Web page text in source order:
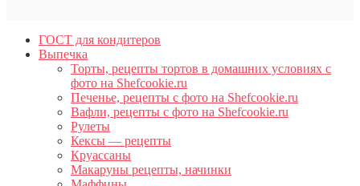
ГОСТ для кондитеров
Выпечка
Торты, рецепты тортов в домашних условиях с
фото на Shefcookie.ru
Печенье, рецепты с фото на Shefcookie.ru
Вафли, рецепты с фото на Shefcookie.ru
Рулеты
Кексы — рецепты
Круассаны
Макаруны рецепты, начинки